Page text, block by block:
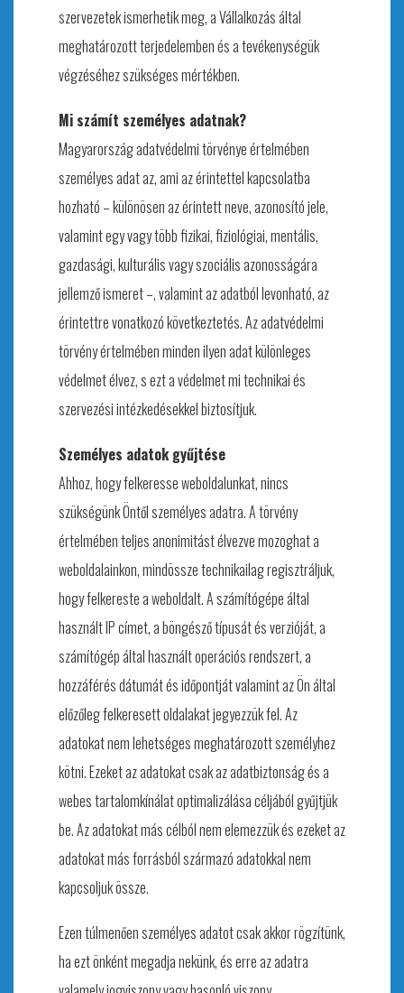
szervezetek ismerhetik meg, a Vállalkozás által
meghatározott terjedelemben és a tevékenységük
végzéséhez szükséges mértékben.
Mi számít személyes adatnak?
Magyarország adatvédelmi törvénye értelmében
személyes adat az, ami az érintettel kapcsolatba
hozható – különösen az érintett neve, azonosító jele,
valamint egy vagy több fizikai, fiziológiai, mentális,
gazdasági, kulturális vagy szociális azonosságára
jellemző ismeret –, valamint az adatból levonható, az
érintettre vonatkozó következtetés. Az adatvédelmi
törvény értelmében minden ilyen adat különleges
védelmet élvez, s ezt a védelmet mi technikai és
szervezési intézkedésekkel biztosítjuk.
Személyes adatok gyűjtése
Ahhoz, hogy felkeresse weboldalunkat, nincs
szükségünk Öntől személyes adatra. A törvény
értelmében teljes anonimitást élvezve mozoghat a
weboldalainkon, mindössze technikailag regisztráljuk,
hogy felkereste a weboldalt. A számítógépe által
használt IP címet, a böngésző típusát és verzióját, a
számítógép által használt operációs rendszert, a
hozzáférés dátumát és időpontját valamint az Ön által
előzőleg felkeresett oldalakat jegyezzük fel. Az
adatokat nem lehetséges meghatározott személyhez
kötni. Ezeket az adatokat csak az adatbiztonság és a
webes tartalomkínálat optimalizálása céljából gyűjtjük
be. Az adatokat más célból nem elemezzük és ezeket az
adatokat más forrásból származó adatokkal nem
kapcsoljuk össze.
Ezen túlmenően személyes adatot csak akkor rögzítünk,
ha ezt önként megadja nekünk, és erre az adatra